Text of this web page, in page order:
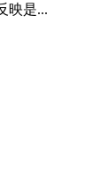
映是...